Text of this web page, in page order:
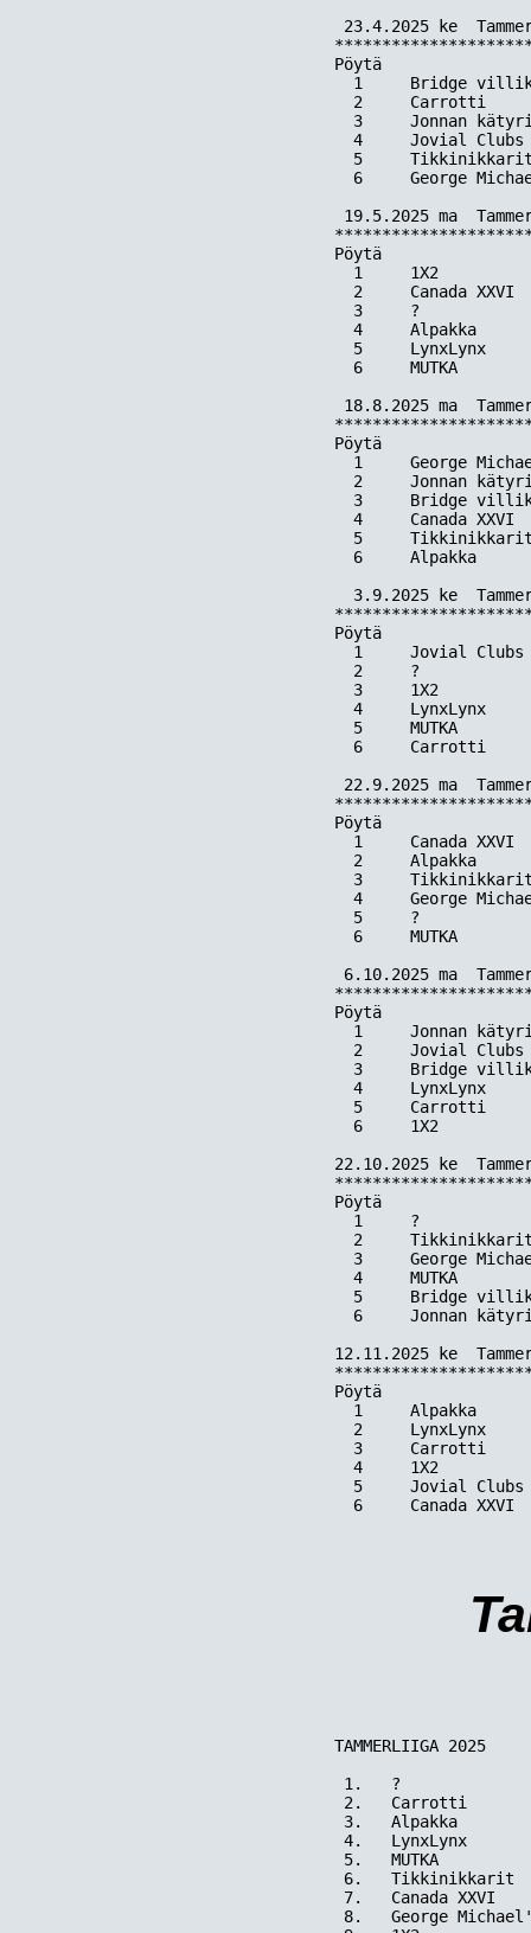
23.4.2025 ke
Pöytä
1     Bridge
2     Carrotti
3     Jonnan
4     Jovial
5
6     George
19.5.2025 ma
Pöytä
1     1X2
2     Canada XXVI
3     ?
4     Alpakka
5     LynxLynx
6     MUTKA
18.8.2025 ma
Pöytä
1     George
2     Jonnan
3     Bridge
4     Canada XXVI
5
6     Alpakka
3.9.2025 ke
Pöytä
1     Jovial Clubs
2     ?
3     1X2
4     LynxLynx
5     MUTKA
6     Carrotti
22.9.2025 ma
Pöytä
1     Canada XXVI
2     Alpakka
3
4     George
5     ?
6     MUTKA
6.10.2025 ma
Pöytä
1     Jonnan
2     Jovial Clubs
3     Bridge
4     LynxLynx
5     Carrotti
6     1X2
22.10.2025 ke
Pöytä
1     ?
2
3     George
4     MUTKA
5     Bridge
6     Jonnan
12.11.2025 ke
Pöytä
1     Alpakka
2     LynxLynx
3     Carrotti
4     1X2
5     Jovial Clubs
6     Canada XXVI
TAMMERLIIGA 2025
1.   ?
2.   Carrotti
3.   Alpakka
4.   LynxLynx
5.   MUTKA
6.
7.   Canada
8.   George